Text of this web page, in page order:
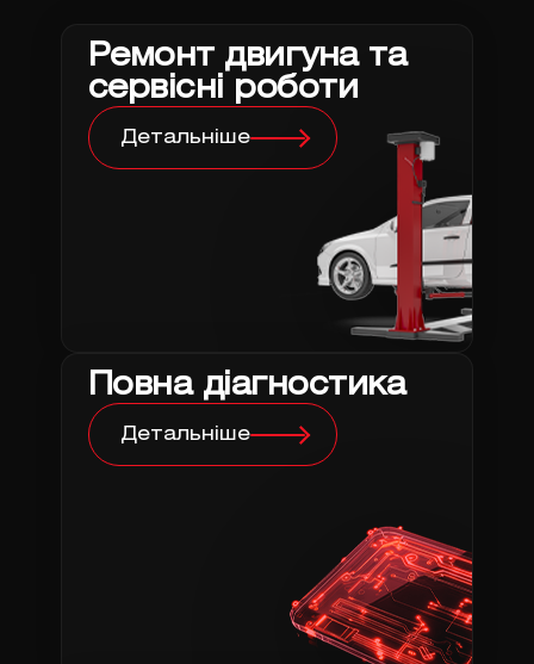
Ремонт двигуна та
сервісні роботи
Детальніше
Повна діагностика
Детальніше